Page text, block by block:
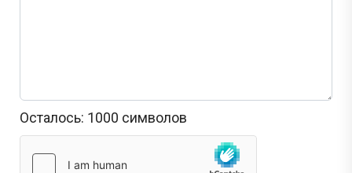
Осталось: 1000 символов